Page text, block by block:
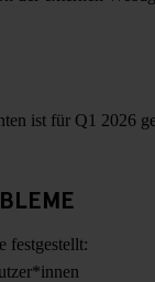
ist für Q1 2026
festgestellt: